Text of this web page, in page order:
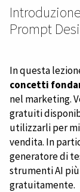
Prompt
In questa
concetti
nel marketing.
gratuiti
utilizzarli per
vendita. In
generatore di
strumenti AI
gratuitamente.